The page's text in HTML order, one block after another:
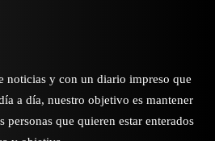
noticias y con un diario impreso que
a día, nuestro objetivo es mantener
personas que quieren estar enterados